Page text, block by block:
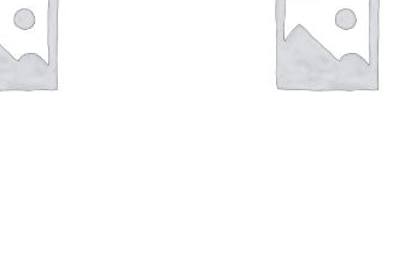
Брюки
Лонгсливы/
Водолазки